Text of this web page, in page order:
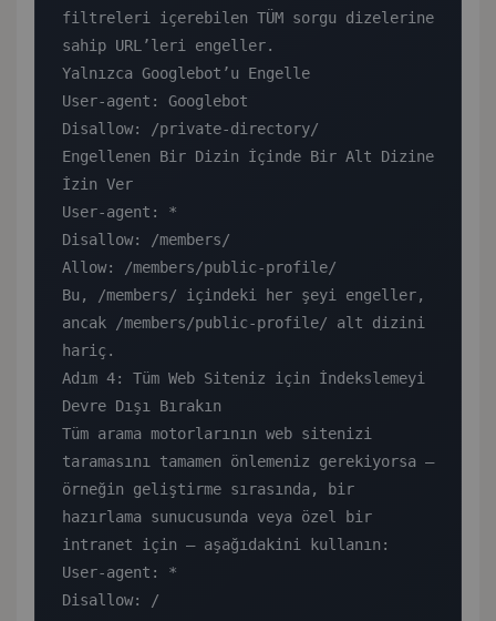
filtreleri içerebilen TÜM sorgu dizelerine
sahip URL’leri engeller.
Yalnızca Googlebot’u Engelle
User-agent: Googlebot
Disallow: /private-directory/
Engellenen Bir Dizin İçinde Bir Alt Dizine
İzin Ver
User-agent: *
Disallow: /members/
Allow: /members/public-profile/
Bu, /members/ içindeki her şeyi engeller,
ancak /members/public-profile/ alt dizini
hariç.
Adım 4: Tüm Web Siteniz için İndekslemeyi
Devre Dışı Bırakın
Tüm arama motorlarının web sitenizi
taramasını tamamen önlemeniz gerekiyorsa —
örneğin geliştirme sırasında, bir
hazırlama sunucusunda veya özel bir
intranet için — aşağıdakini kullanın:
User-agent: *
Disallow: /